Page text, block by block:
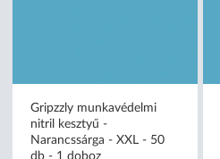
Gripzzly munkavédelmi
nitril kesztyű -
Narancssárga - XXL - 50
db - 1 doboz